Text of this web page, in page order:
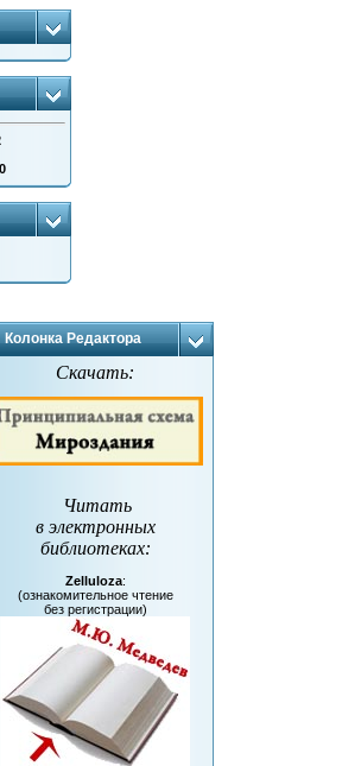
0
Колонка Редактора
Скачать:
Читать
в электронных
библиотеках:
Zelluloza:
(ознакомительное чтение
без регистрации)